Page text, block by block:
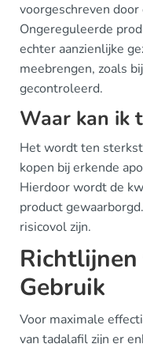
voorgeschreven
Ongereguleerde
echter aanzienlijke
meebrengen, zoals
gecontroleerd.
Waar kan ik
Het wordt ten
kopen bij erkende
Hierdoor wordt de
product
risicovol zijn.
Gebruik
Voor maximale
van tadalafil zijn er